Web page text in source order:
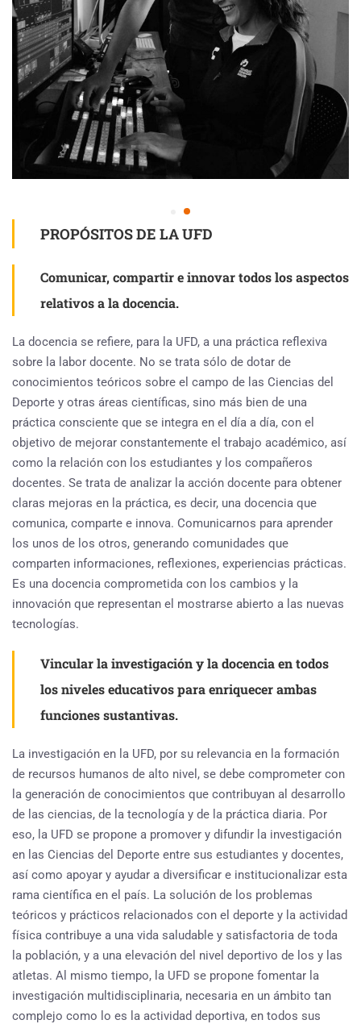
PROPÓSITOS DE LA UFD
Comunicar, compartir e innovar todos los aspectos
relativos a la docencia.
La docencia se refiere, para la UFD, a una práctica reflexiva
sobre la labor docente. No se trata sólo de dotar de
conocimientos teóricos sobre el campo de las Ciencias del
Deporte y otras áreas científicas, sino más bien de una
práctica consciente que se integra en el día a día, con el
objetivo de mejorar constantemente el trabajo académico, así
como la relación con los estudiantes y los compañeros
docentes. Se trata de analizar la acción docente para obtener
claras mejoras en la práctica, es decir, una docencia que
comunica, comparte e innova. Comunicarnos para aprender
los unos de los otros, generando comunidades que
comparten informaciones, reflexiones, experiencias prácticas.
Es una docencia comprometida con los cambios y la
innovación que representan el mostrarse abierto a las nuevas
tecnologías.
Vincular la investigación y la docencia en todos
los niveles educativos para enriquecer ambas
funciones sustantivas.
La investigación en la UFD, por su relevancia en la formación
de recursos humanos de alto nivel, se debe comprometer con
la generación de conocimientos que contribuyan al desarrollo
de las ciencias, de la tecnología y de la práctica diaria. Por
eso, la UFD se propone a promover y difundir la investigación
en las Ciencias del Deporte entre sus estudiantes y docentes,
así como apoyar y ayudar a diversificar e institucionalizar esta
rama científica en el país. La solución de los problemas
teóricos y prácticos relacionados con el deporte y la actividad
física contribuye a una vida saludable y satisfactoria de toda
la población, y a una elevación del nivel deportivo de los y las
atletas. Al mismo tiempo, la UFD se propone fomentar la
investigación multidisciplinaria, necesaria en un ámbito tan
complejo como lo es la actividad deportiva, en todos sus